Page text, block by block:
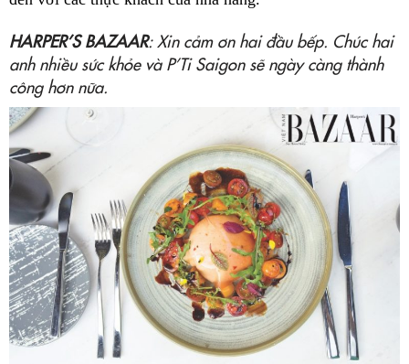
HARPER’S BAZAAR: Xin cảm ơn hai đầu bếp. Chúc hai
anh nhiều sức khỏe và P’Ti Saigon sẽ ngày càng thành
công hơn nữa.